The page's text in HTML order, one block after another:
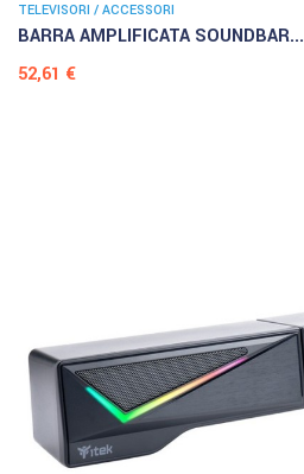
TELEVISORI / ACCESSORI
BARRA AMPLIFICATA SOUNDBAR...
Prezzo
52,61 €